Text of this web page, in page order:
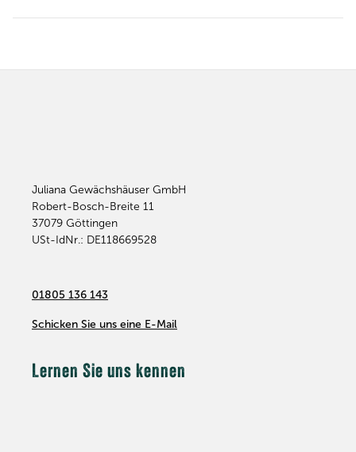
Juliana Gewächshäuser GmbH
Robert-Bosch-Breite 11
37079 Göttingen
USt-IdNr.: DE118669528
01805 136 143
Schicken Sie uns eine E-Mail
Lernen Sie uns kennen